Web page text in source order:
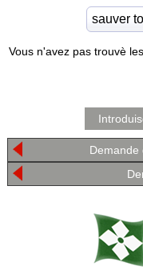
Vous n'avez pas trouvè
Demande